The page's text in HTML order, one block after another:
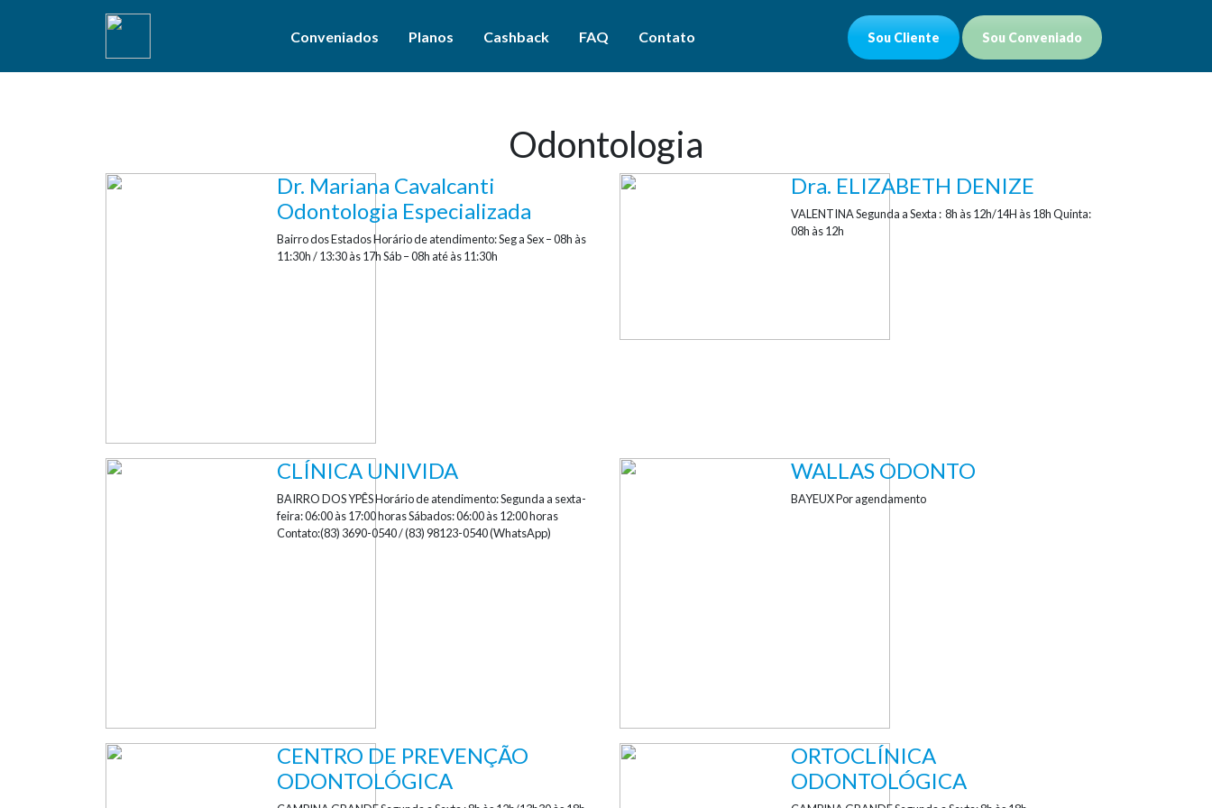
Conveniados Planos Cashback FAQ Contato Sou Cliente Sou Conveniado
Facilitépara
Odontologia
Dr. Mariana Cavalcanti
Odontologia Especializada
Bairro dos Estados Horário de atendimento: Seg a Sex – 08h às
11:30h / 13:30 às 17h Sáb – 08h até às 11:30h
Dra. ELIZABETH DENIZE
VALENTINA Segunda a Sexta : 8h às 12h/14H às 18h Quinta:
08h às 12h
CLÍNICA UNIVIDA
BAIRRO DOS YPÊS Horário de atendimento: Segunda a sexta-
feira: 06:00 às 17:00 horas Sábados: 06:00 às 12:00 horas
Contato:(83) 3690-0540 / (83) 98123-0540 (WhatsApp)
WALLAS ODONTO
BAYEUX Por agendamento
CENTRO DE PREVENÇÃO
ODONTOLÓGICA
ORTOCLÍNICA
ODONTOLÓGICA